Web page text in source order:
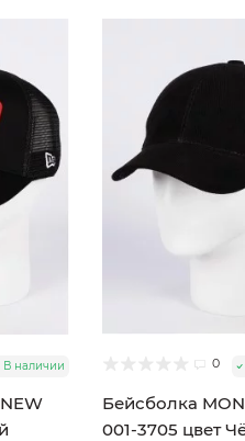
В наличии 0
Бейсболка
001-3705 цвет